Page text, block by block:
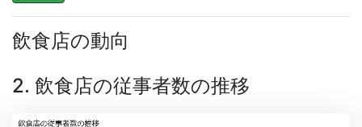
飲食店の動向
2. 飲食店の従事者数の推移